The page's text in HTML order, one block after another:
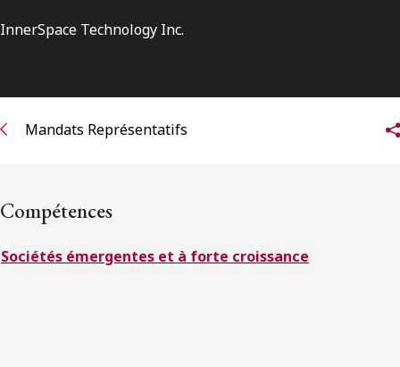
S’abonner aux articles Osler
S’abonner
InnerSpace Technology Inc.
Mandats Représentatifs
Compétences
Sociétés émergentes et à forte croissance